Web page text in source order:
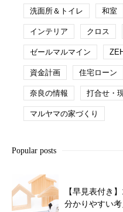
洗面所＆トイレ 和室
インテリア クロス
ゼールマルマイン
資金計画 住宅ローン
奈良の情報 打合せ・
マルヤマの家づくり
Popular posts
【早見表付き
分かりやすい